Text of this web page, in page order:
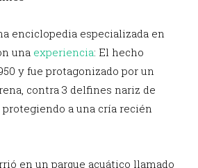
enciclopedia especializada en
una experiencia: El hecho
y fue protagonizado por un
contra 3 delfines nariz de
a una cría recién
en un parque acuático llamado